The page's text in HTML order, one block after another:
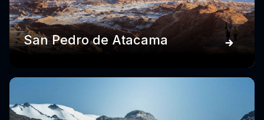
San Pedro de Atacama